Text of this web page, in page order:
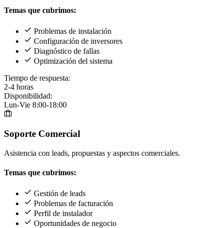
Temas que cubrimos:
Problemas de instalación
Configuración de inversores
Diagnóstico de fallas
Optimización del sistema
Tiempo de respuesta:
2-4 horas
Disponibilidad:
Lun-Vie 8:00-18:00
Soporte Comercial
Asistencia con leads, propuestas y aspectos comerciales.
Temas que cubrimos:
Gestión de leads
Problemas de facturación
Perfil de instalador
Oportunidades de negocio